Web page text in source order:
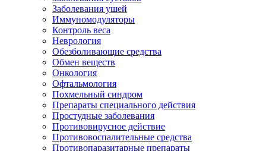
Заболевания ушей
Иммуномодуляторы
Контроль веса
Неврология
Обезболивающие средства
Обмен веществ
Онкология
Офтальмология
Похмельный синдром
Препараты специального действия
Простудные заболевания
Противовирусное действие
Противовоспалительные средства
Противопаразитарные препараты